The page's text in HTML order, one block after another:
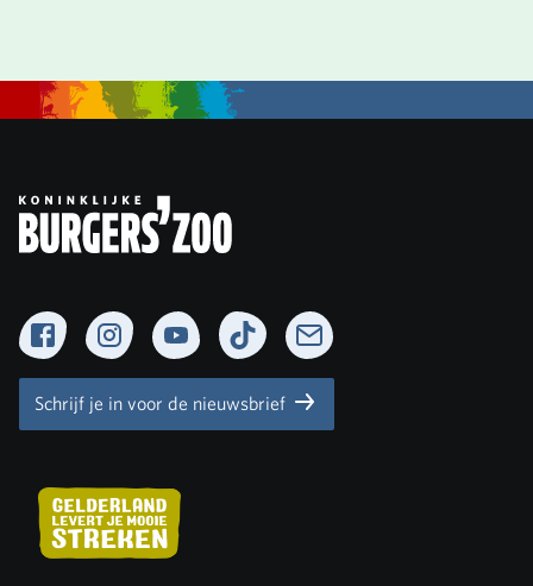
FacebookInstagramYouTubeTikTok Newsletter
Schrijf je in voor de nieuwsbrief